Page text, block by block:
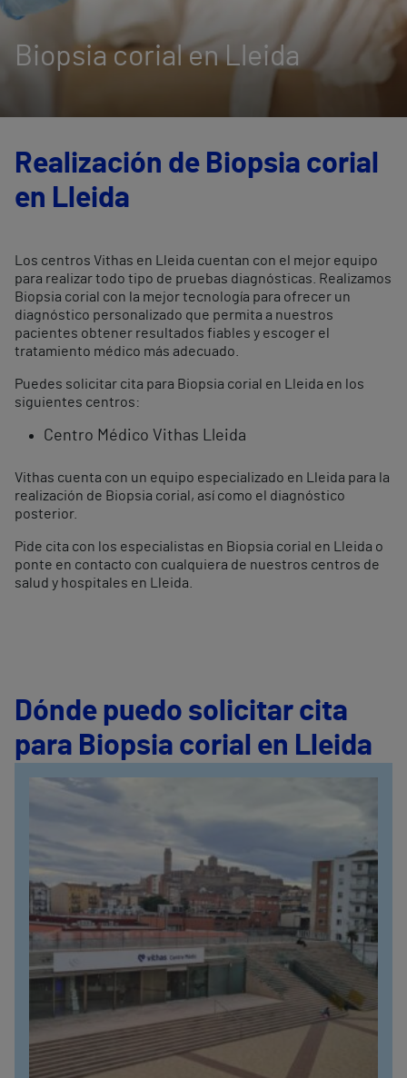
Biopsia corial en Lleida
Realización de Biopsia corial
en Lleida
Los centros Vithas en Lleida cuentan con el mejor equipo
para realizar todo tipo de pruebas diagnósticas. Realizamos
Biopsia corial con la mejor tecnología para ofrecer un
diagnóstico personalizado que permita a nuestros
pacientes obtener resultados fiables y escoger el
tratamiento médico más adecuado.
Puedes solicitar cita para Biopsia corial en Lleida en los
siguientes centros:
Centro Médico Vithas Lleida
Vithas cuenta con un equipo especializado en Lleida para la
realización de Biopsia corial, así como el diagnóstico
posterior.
Pide cita con los especialistas en Biopsia corial en Lleida o
ponte en contacto con cualquiera de nuestros centros de
salud y hospitales en Lleida.
Dónde puedo solicitar cita
para Biopsia corial en Lleida